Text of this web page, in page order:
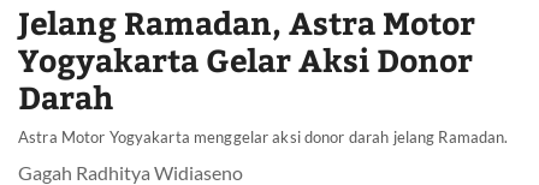
Jelang Ramadan, Astra Motor
Yogyakarta Gelar Aksi Donor
Darah
Astra Motor Yogyakarta menggelar aksi donor darah jelang Ramadan.
Gagah Radhitya Widiaseno